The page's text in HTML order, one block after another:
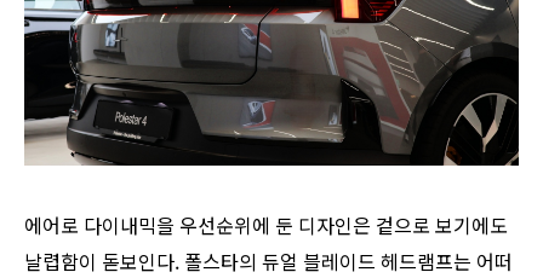
에어로 다이내믹을 우선순위에 둔 디자인은 겉으로 보기에도
날렵함이 돋보인다. 폴스타의 듀얼 블레이드 헤드램프는 어떠